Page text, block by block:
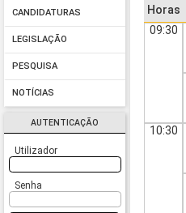
CANDIDATURAS
LEGISLAÇÃO
PESQUISA
NOTÍCIAS
AUTENTICAÇÃO
Utilizador
Senha
Horas
09:30
10:30